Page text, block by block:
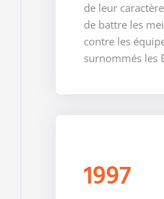
de leur
de battre les
contre les
surnommés les
1997